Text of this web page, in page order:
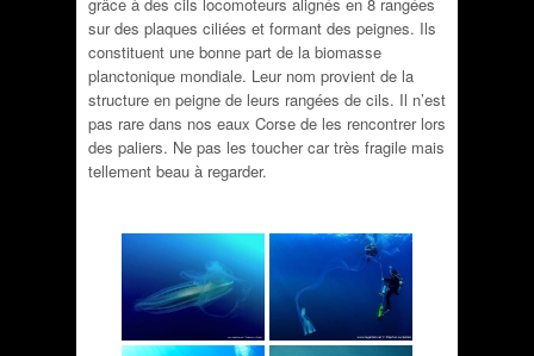
sur des plaques ciliées et formant des peignes. Ils
constituent une bonne part de la biomasse
planctonique mondiale. Leur nom provient de la
structure en peigne de leurs rangées de cils. Il n’est
pas rare dans nos eaux Corse de les rencontrer lors
des paliers. Ne pas les toucher car très fragile mais
tellement beau à regarder.